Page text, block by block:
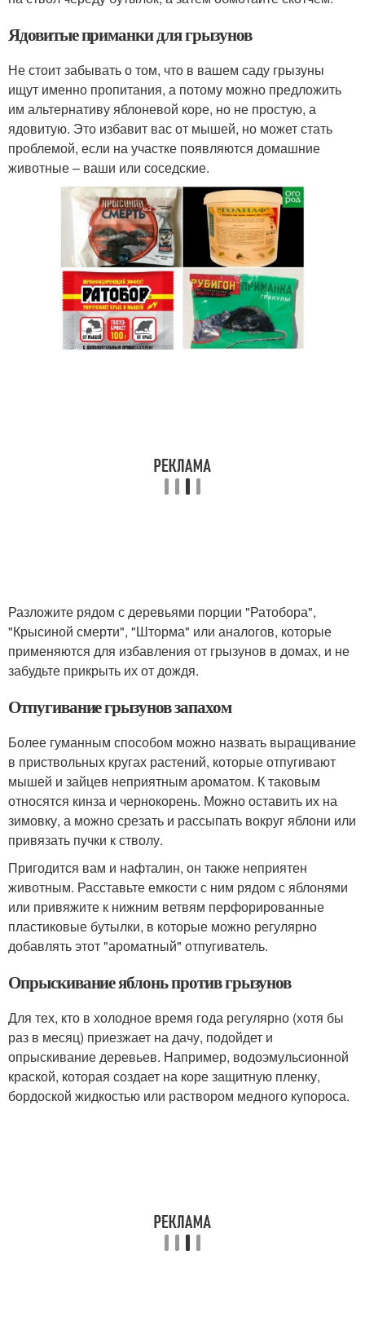
Ядовитые приманки для грызунов
Не стоит забывать о том, что в вашем саду грызуны
ищут именно пропитания, а потому можно предложить
им альтернативу яблоневой коре, но не простую, а
ядовитую. Это избавит вас от мышей, но может стать
проблемой, если на участке появляются домашние
животные – ваши или соседские.
Разложите рядом с деревьями порции "Ратобора",
"Крысиной смерти", "Шторма" или аналогов, которые
применяются для избавления от грызунов в домах, и не
забудьте прикрыть их от дождя.
Отпугивание грызунов запахом
Более гуманным способом можно назвать выращивание
в приствольных кругах растений, которые отпугивают
мышей и зайцев неприятным ароматом. К таковым
относятся кинза и чернокорень. Можно оставить их на
зимовку, а можно срезать и рассыпать вокруг яблони или
привязать пучки к стволу.
Пригодится вам и нафталин, он также неприятен
животным. Расставьте емкости с ним рядом с яблонями
или привяжите к нижним ветвям перфорированные
пластиковые бутылки, в которые можно регулярно
добавлять этот "ароматный" отпугиватель.
Опрыскивание яблонь против грызунов
Для тех, кто в холодное время года регулярно (хотя бы
раз в месяц) приезжает на дачу, подойдет и
опрыскивание деревьев. Например, водоэмульсионной
краской, которая создает на коре защитную пленку,
бордоской жидкостью или раствором медного купороса.